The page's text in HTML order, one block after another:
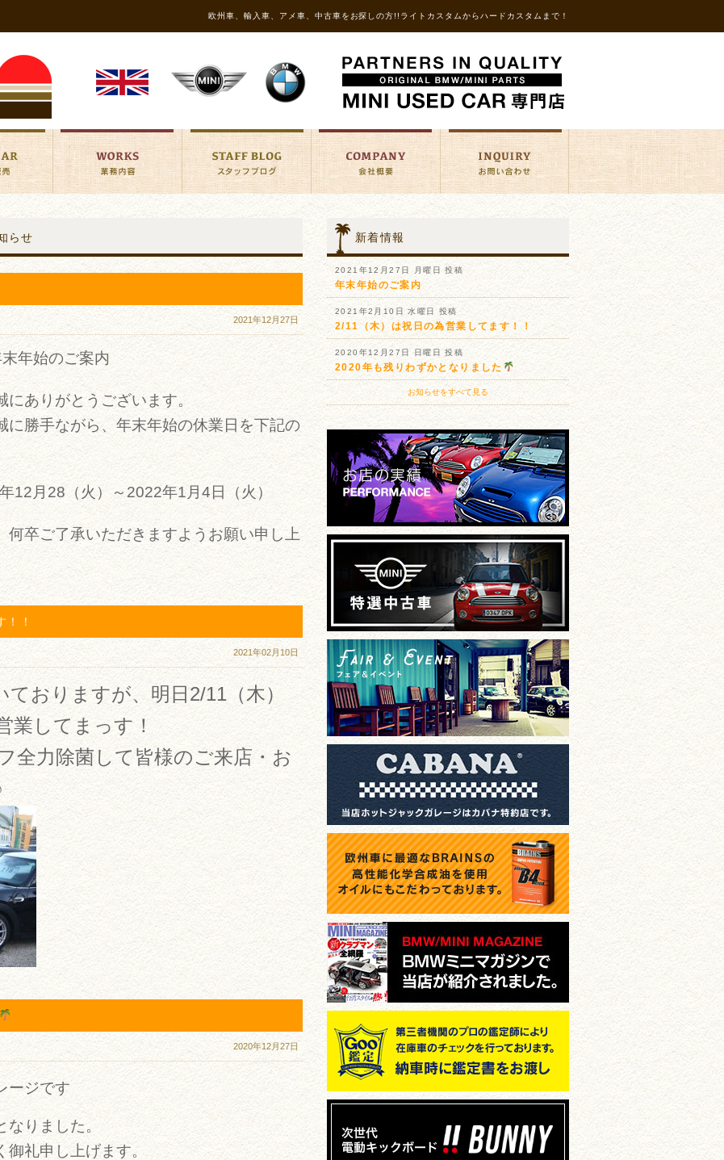
欧州車、輸入車、アメ車、中古車をお探しの方!!ライトカスタムからハードカスタムまで！
らせ
2021年12月27日
年始のご案内
ありがとうございます。
に勝手ながら、年末年始の休業日を下記の
12月28（火）～2022年1月4日（火）
何卒ご了承いただきますようお願い申し上
！
2021年02月10日
おりますが、明日2/11（木）
業してまっす！
全力除菌して皆様のご来店・お
2020年12月27日
ージです
りました。
礼申し上げます。
新着情報
2021年12月27日 月曜日 投稿
年末年始のご案内
2021年2月10日 水曜日 投稿
2/11（木）は祝日の為営業してます！！
2020年12月27日 日曜日 投稿
2020年も残りわずかとなりました
お知らせをすべて見る